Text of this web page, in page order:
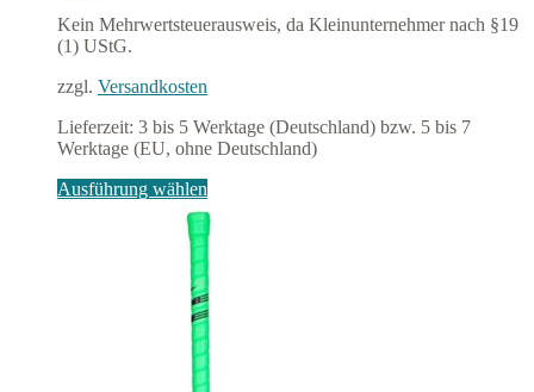
Kein Mehrwertsteuerausweis, da Kleinunternehmer nach §19
(1) UStG.
zzgl. Versandkosten
Lieferzeit: 3 bis 5 Werktage (Deutschland) bzw. 5 bis 7
Werktage (EU, ohne Deutschland)
Ausführung wählen
Produkt
weist
Varianten
auf.
Die
Optionen
können
auf